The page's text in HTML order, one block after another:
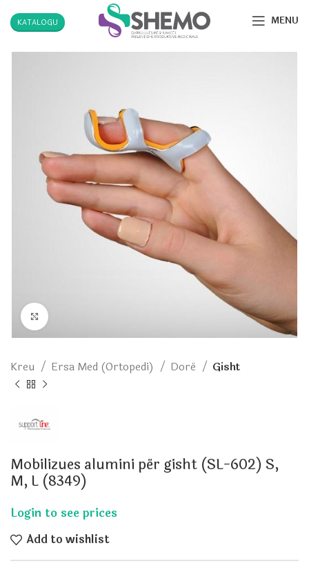
KATALOGU MENU
Kreu Ersa Med (Ortopedi) Dorë Gisht
Mobilizues alumini për gisht (SL-602) S,
M, L (8349)
Add to wishlist